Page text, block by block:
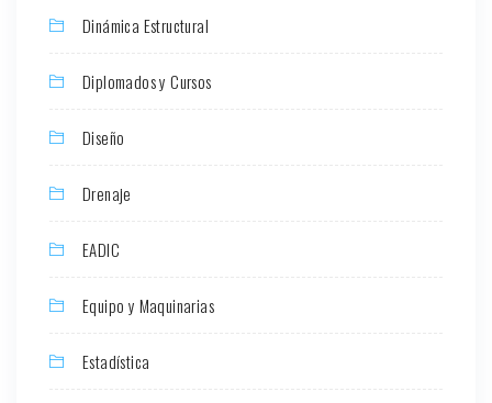
Dinámica Estructural
Diplomados y Cursos
Diseño
Drenaje
EADIC
Equipo y Maquinarias
Estadística